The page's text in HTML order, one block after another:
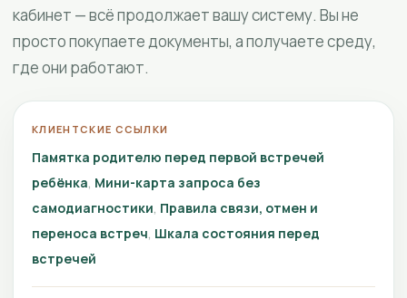
кабинет — всё продолжает вашу систему. Вы не
просто покупаете документы, а получаете среду,
где они работают.
КЛИЕНТСКИЕ ССЫЛКИ
Памятка родителю перед первой встречей
ребёнка Мини-карта запроса без
самодиагностики Правила связи, отмен и
переноса встреч Шкала состояния перед
встречей